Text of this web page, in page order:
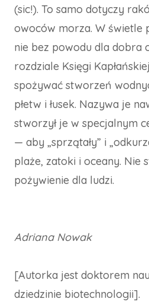
(sic!). To samo dotyczy
owoców morza. W świetle
nie bez powodu dla dobra
rozdziale Księgi
spożywać stworzeń
płetw i łusek. Nazywa je
stworzył je w specjalnym
— aby „sprzątały” i
plaże, zatoki i oceany. Nie
pożywienie dla ludzi.
Adriana Nowak
[Autorka jest doktorem
dziedzinie biotechnologii].